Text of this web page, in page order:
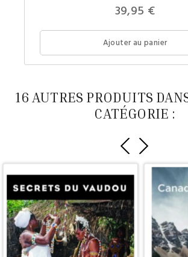
Prix
39,95 €
Ajouter au panier
16 AUTRES PRODUITS
CATÉGORIE :